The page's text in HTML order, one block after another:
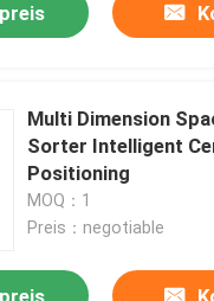
Multi Dimension
Sorter Intelligent
Positioning
MOQ：1
Preis：negotiable